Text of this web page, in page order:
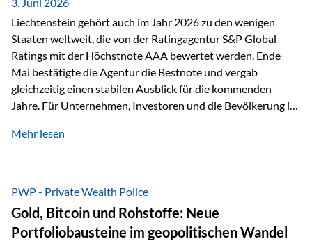
Liechtenstein gehört auch im Jahr 2026 zu den wenigen
Staaten weltweit, die von der Ratingagentur S&P Global
Ratings mit der Höchstnote AAA bewertet werden. Ende
Mai bestätigte die Agentur die Bestnote und vergab
gleichzeitig einen stabilen Ausblick für die kommenden
Jahre. Für Unternehmen, Investoren und die Bevölkerung ist
finanzielle Stabilität des Landes sowie das Vertrauen
trotz Herausforderungen Die weltwirtschaftlichen
Rahmenbedingungen bleiben anspruchsvoll. Geopolitische
Unsicherheiten, eine verhaltene Investitionstätigkeit und
eine schwächere Nachfrage in wichtigen Exportmärkten
Mehr lesen
PWP - Private Wealth Police
Gold, Bitcoin und Rohstoffe: Neue
Portfoliobausteine im geopolitischen Wandel